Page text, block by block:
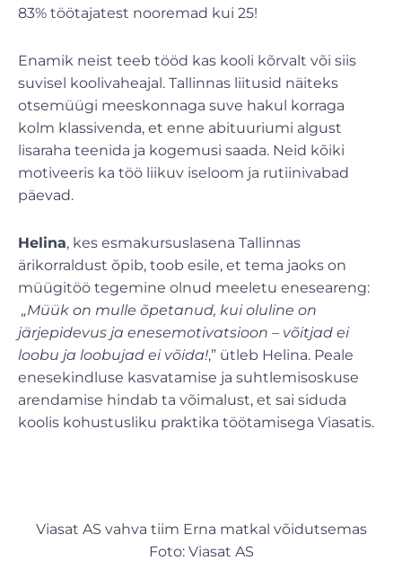
83% töötajatest nooremad kui 25!
Enamik neist teeb tööd kas kooli kõrvalt või siis
suvisel koolivaheajal. Tallinnas liitusid näiteks
otsemüügi meeskonnaga suve hakul korraga
kolm klassivenda, et enne abituuriumi algust
lisaraha teenida ja kogemusi saada. Neid kõiki
motiveeris ka töö liikuv iseloom ja rutiinivabad
päevad.
Helina, kes esmakursuslasena Tallinnas
ärikorraldust õpib, toob esile, et tema jaoks on
müügitöö tegemine olnud meeletu eneseareng:
„Müük on mulle õpetanud, kui oluline on
järjepidevus ja enesemotivatsioon – võitjad ei
loobu ja loobujad ei võida!,” ütleb Helina. Peale
enesekindluse kasvatamise ja suhtlemisoskuse
arendamise hindab ta võimalust, et sai siduda
koolis kohustusliku praktika töötamisega Viasatis.
Viasat AS vahva tiim Erna matkal võidutsemas
Foto: Viasat AS